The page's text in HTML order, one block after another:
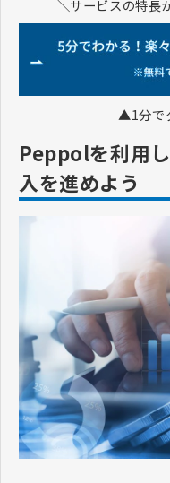
＼サービスの特長
▲1分で
Peppolを利用
入を進めよう